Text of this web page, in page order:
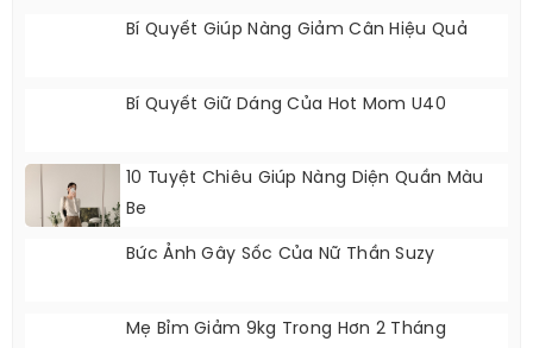
Bí Quyết Giúp Nàng Giảm Cân Hiệu Quả
Bí Quyết Giữ Dáng Của Hot Mom U40
10 Tuyệt Chiêu Giúp Nàng Diện Quần Màu
Be
Bức Ảnh Gây Sốc Của Nữ Thần Suzy
Mẹ Bỉm Giảm 9kg Trong Hơn 2 Tháng